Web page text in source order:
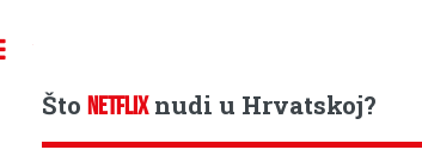
ŠtoNETFLIXnudi u Hrvatskoj?
Toggle